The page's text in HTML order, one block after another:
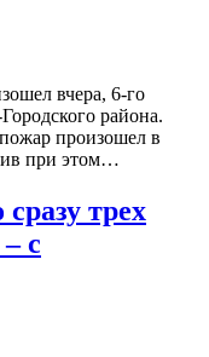
вчера, 6-го
района.
произошел в
при этом…
трех
с